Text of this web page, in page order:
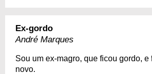
Ex-gordo
André Marques
Sou um ex-magro, que ficou gordo, e
novo.